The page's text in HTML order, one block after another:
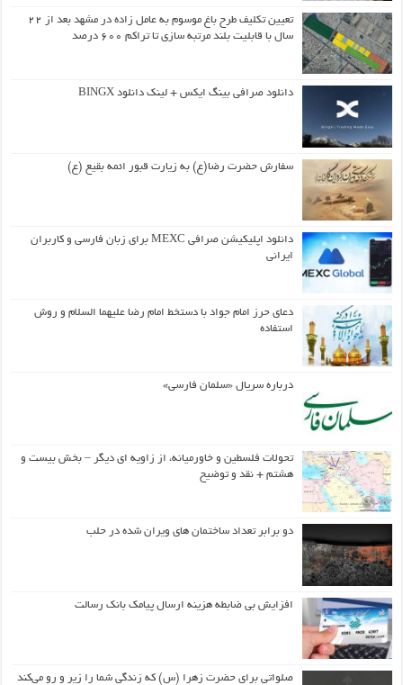
تعیین تکلیف طرح باغ موسوم به عامل زاده در مشهد بعد از ۲۲
سال با قابلیت بلند مرتبه سازی تا تراکم ۶۰۰ درصد
دانلود صرافی بینگ ایکس + لینک دانلود BINGX
سفارش حضرت رضا(ع) به زیارت قبور ائمه بقیع (ع)
دانلود اپلیکیشن صرافی MEXC برای زبان فارسی و کاربران
ایرانی
دعای حرز امام جواد با دستخط امام رضا علیهما السلام و روش
استفاده
درباره سریال «سلمان فارسی»
تحولات فلسطین و خاورمیانه، از زاویه ای دیگر – بخش بیست و
هشتم + نقد و توضیح
دو برابر تعداد ساختمان های ویران شده در حلب
افزایش بی ضابطه هزینه ارسال پیامک بانک رسالت
صلواتی برای حضرت زهرا (س) که زندگی شما را زیر و رو می‌کند